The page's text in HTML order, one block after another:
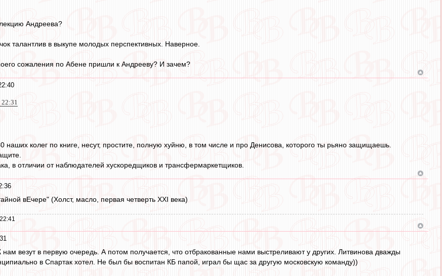
Андреева?
талантлив в выкупе молодых перспективных. Наверное.
сожаления по Абене пришли к Андрееву? И зачем?
наших колег по книге, несут, простите, полную хуйню, в том числе и про Денисова, которого ты рьяно защищаешь.
в отличии от наблюдателей хускоредщиков и трансфермаркетщиков.
вЕчере" (Холст, масло, первая четверть XXI века)
нам везут в первую очередь. А потом получается, что отбракованные нами выстреливают у других. Литвинова дважды
в Спартак хотел. Не был бы воспитан КБ папой, играл бы щас за другую московскую команду))